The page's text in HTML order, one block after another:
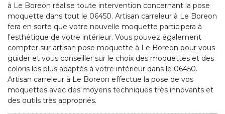
à Le Boreon réalise toute intervention concernant la pose
moquette dans tout le 06450. Artisan carreleur à Le Boreon
fera en sorte que votre nouvelle moquette participera à
l’esthétique de votre intérieur. Vous pouvez également
compter sur artisan pose moquette à Le Boreon pour vous
guider et vous conseiller sur le choix des moquettes et des
coloris les plus adaptés à votre intérieur dans le 06450.
Artisan carreleur à Le Boreon effectue la pose de vos
moquettes avec des moyens techniques très innovants et
des outils très appropriés.